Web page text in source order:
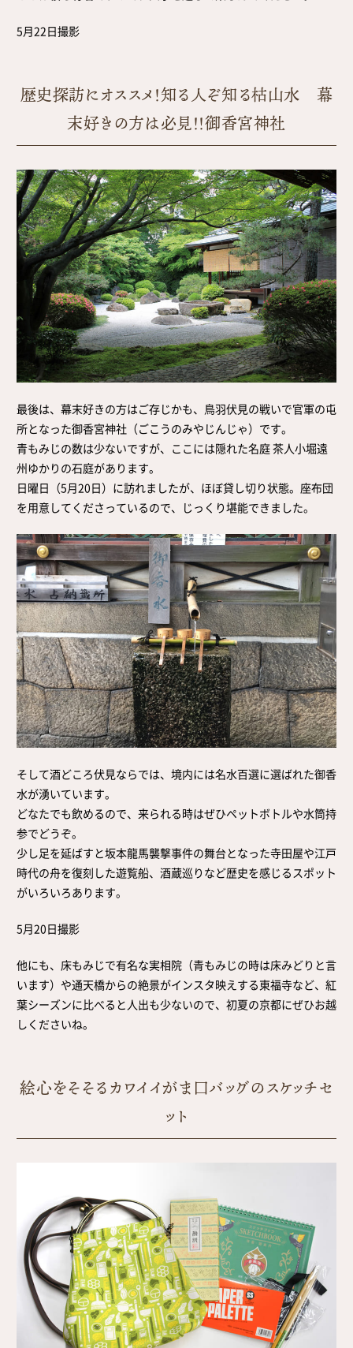
5月22日撮影
歴史探訪にオススメ！知る人ぞ知る枯山水 幕
末好きの方は必見！！御香宮神社
最後は、幕末好きの方はご存じかも、鳥羽伏見の戦いで官軍の屯
所となった御香宮神社（ごこうのみやじんじゃ）です。
青もみじの数は少ないですが、ここには隠れた名庭 茶人小堀遠
州ゆかりの石庭があります。
日曜日（5月20日）に訪れましたが、ほぼ貸し切り状態。座布団
を用意してくださっているので、じっくり堪能できました。
そして酒どころ伏見ならでは、境内には名水百選に選ばれた御香
水が湧いています。
どなたでも飲めるので、来られる時はぜひペットボトルや水筒持
参でどうぞ。
少し足を延ばすと坂本龍馬襲撃事件の舞台となった寺田屋や江戸
時代の舟を復刻した遊覧船、酒蔵巡りなど歴史を感じるスポット
がいろいろあります。
5月20日撮影
他にも、床もみじで有名な実相院（青もみじの時は床みどりと言
います）や通天橋からの絶景がインスタ映えする東福寺など、紅
葉シーズンに比べると人出も少ないので、初夏の京都にぜひお越
しくださいね。
絵心をそそるカワイイがま口バッグのスケッチセ
ット